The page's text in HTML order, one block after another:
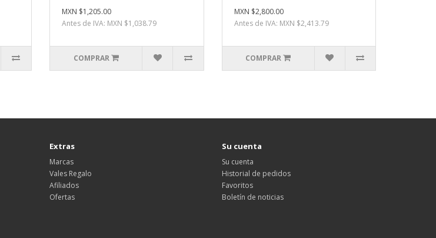
MXN $1,205.00
Antes de IVA: MXN $1,038.79
COMPRAR
MXN $2,800.00
Antes de IVA: MXN $2,413.79
COMPRAR
Extras
Marcas
Vales Regalo
Afiliados
Ofertas
Su cuenta
Su cuenta
Historial de pedidos
Favoritos
Boletín de noticias